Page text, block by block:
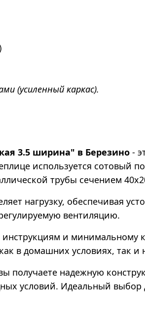
(усиленный каркас).
3.5 ширина" в Березино -
используется сотовый
трубы сечением
нагрузку, обеспечивая
вентиляцию.
и минимальному
в домашних условиях, так и
получаете надежную
условий. Идеальный